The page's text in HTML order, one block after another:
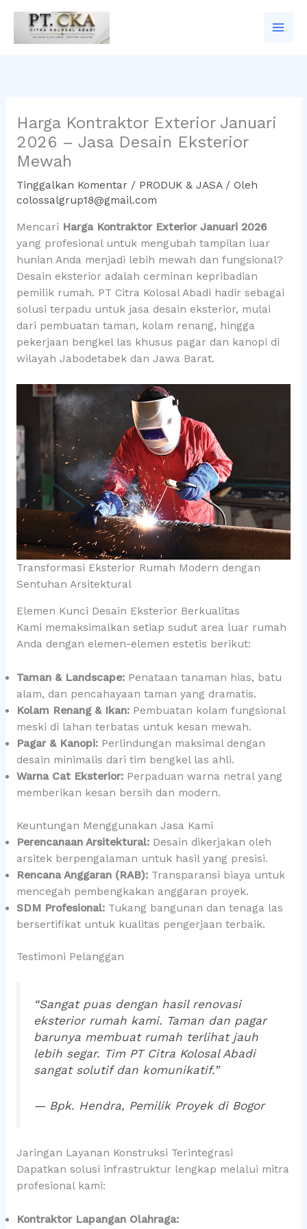
konten
Harga Kontraktor Exterior Januari
2026 – Jasa Desain Eksterior
Mewah
Tinggalkan Komentar / PRODUK & JASA/ Oleh
colossalgrup18@gmail.com
Mencari Harga Kontraktor Exterior Januari 2026
yang profesional untuk mengubah tampilan luar
hunian Anda menjadi lebih mewah dan fungsional?
Desain eksterior adalah cerminan kepribadian
pemilik rumah. PT Citra Kolosal Abadi hadir sebagai
solusi terpadu untuk jasa desain eksterior, mulai
dari pembuatan taman, kolam renang, hingga
pekerjaan bengkel las khusus pagar dan kanopi di
wilayah Jabodetabek dan Jawa Barat.
Transformasi Eksterior Rumah Modern dengan
Sentuhan Arsitektural
Elemen Kunci Desain Eksterior Berkualitas
Kami memaksimalkan setiap sudut area luar rumah
Anda dengan elemen-elemen estetis berikut:
Taman & Landscape:Penataan tanaman hias, batu
alam, dan pencahayaan taman yang dramatis.
Kolam Renang & Ikan:Pembuatan kolam fungsional
meski di lahan terbatas untuk kesan mewah.
Pagar & Kanopi:Perlindungan maksimal dengan
desain minimalis dari tim bengkel las ahli.
Warna Cat Eksterior:Perpaduan warna netral yang
memberikan kesan bersih dan modern.
Keuntungan Menggunakan Jasa Kami
Perencanaan Arsitektural:Desain dikerjakan oleh
arsitek berpengalaman untuk hasil yang presisi.
Rencana Anggaran (RAB):Transparansi biaya untuk
mencegah pembengkakan anggaran proyek.
SDM Profesional:Tukang bangunan dan tenaga las
bersertifikat untuk kualitas pengerjaan terbaik.
Testimoni Pelanggan
“Sangat puas dengan hasil renovasi
eksterior rumah kami. Taman dan pagar
barunya membuat rumah terlihat jauh
lebih segar. Tim PT Citra Kolosal Abadi
sangat solutif dan komunikatif.”
— Bpk. Hendra, Pemilik Proyek di Bogor
Jaringan Layanan Konstruksi Terintegrasi
Dapatkan solusi infrastruktur lengkap melalui mitra
profesional kami:
Kontraktor Lapangan Olahraga: